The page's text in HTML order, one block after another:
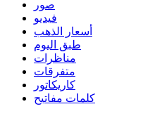
صور
فيديو
أسعار الذهب
طبق اليوم
مناظرات
متفرقات
كاريكاتور
كلمات مفاتيح